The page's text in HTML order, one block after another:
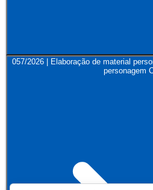
057/2026 | Elaboração de material
personagem